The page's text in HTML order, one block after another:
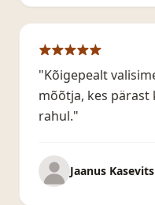
"Kõigepealt
mõõtja, kes pärast
rahul."
Jaanus Kasevits